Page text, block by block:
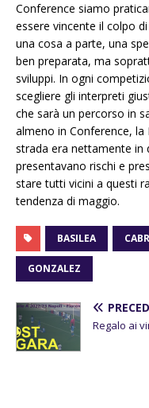
Conference siamo
essere vincente il colpo
una cosa a parte, una
ben preparata, ma
sviluppi. In ogni
scegliere gli interpreti
che sarà un percorso in
almeno in Conference,
strada era nettamente in
presentavano rischi e
stare tutti vicini a questi
tendenza di maggio.
BASILEA
GONZALEZ
Regalo ai